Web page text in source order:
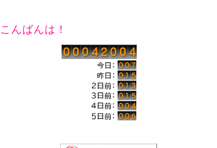
こんばんは！